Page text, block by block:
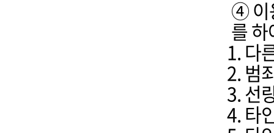
④ 이
를
다
범
선
타